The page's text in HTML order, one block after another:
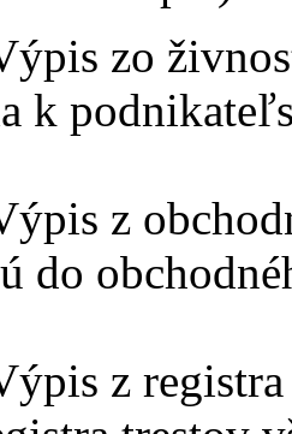
zo
k
z
do
z